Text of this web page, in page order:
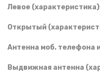
Левое
Открытый
Антенна моб. телефона
Выдвижная антенна